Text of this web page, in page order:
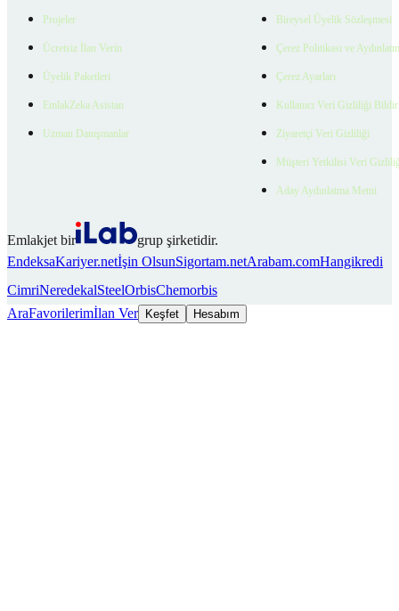
Projeler
Ücretsiz İlan Verin
Üyelik Paketleri
EmlakZeka Asistan
Uzman Danışmanlar
Bireysel Üyelik Sözleşmesi
Çerez Politikası ve
Çerez Ayarları
Kullanıcı Veri Gizliliği
Ziyaretçi Veri Gizliliği
Müşteri Yetkilisi Veri
Aday Aydınlatma Metni
Emlakjet bir
grup şirketidir.
EndeksaKariyer.netİşin OlsunSigortam.netArabam.comHangikredi
CimriNeredekalSteelOrbisChemorbis
AraFavorilerimİlan Ver Keşfet Hesabım